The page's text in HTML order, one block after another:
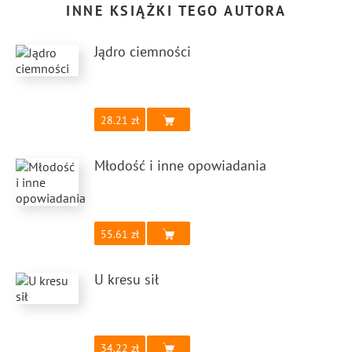
INNE KSIĄŻKI TEGO AUTORA
Jądro ciemności
28.21
Młodość i inne opowiadania
55.61
U kresu sił
34.22